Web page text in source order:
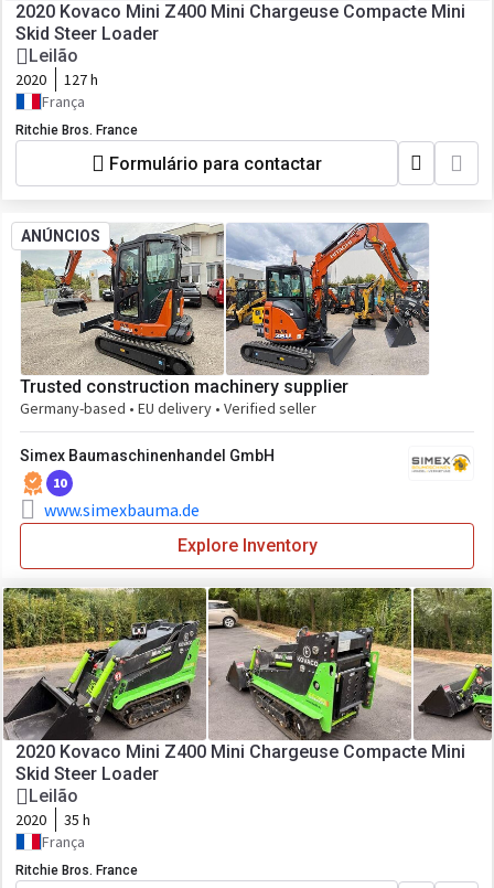
2020 Kovaco Mini Z400 Mini Chargeuse Compacte Mini
Skid Steer Loader
Leilão
2020
127 h
França
Ritchie Bros. France
Formulário para contactar
ANÚNCIOS
Trusted construction machinery supplier
Germany-based • EU delivery • Verified seller
Simex Baumaschinenhandel GmbH
10
www.simexbauma.de
Explore Inventory
2020 Kovaco Mini Z400 Mini Chargeuse Compacte Mini
Skid Steer Loader
Leilão
2020
35 h
França
Ritchie Bros. France